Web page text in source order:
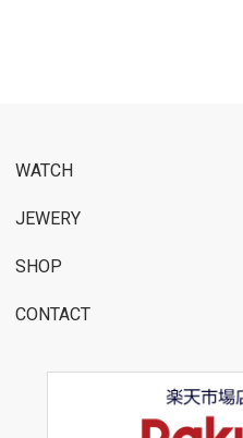
WATCH
JEWERY
SHOP
CONTACT